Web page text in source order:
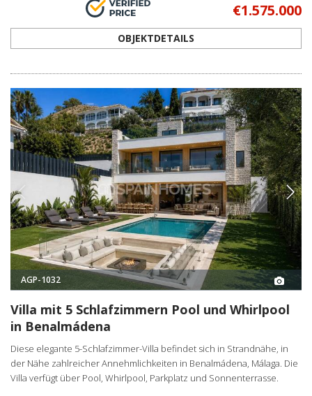
€1.575.000
OBJEKTDETAILS
AGP-1032
Villa mit 5 Schlafzimmern Pool und Whirlpool
in Benalmádena
Diese elegante 5-Schlafzimmer-Villa befindet sich in Strandnähe, in
der Nähe zahlreicher Annehmlichkeiten in Benalmádena, Málaga. Die
Villa verfügt über Pool, Whirlpool, Parkplatz und Sonnenterrasse.